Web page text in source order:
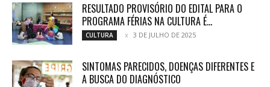
RESULTADO PROVISÓRIO DO EDITAL PARA O
PROGRAMA FÉRIAS NA CULTURA É...
CULTURA 3 DE JULHO DE 2025
SINTOMAS PARECIDOS, DOENÇAS DIFERENTES E
A BUSCA DO DIAGNÓSTICO